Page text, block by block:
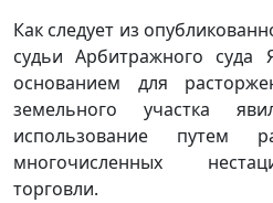
Как следует из
судьи Арбитражного суда
основанием для
земельного участка
использование путем
многочисленных
торговли.